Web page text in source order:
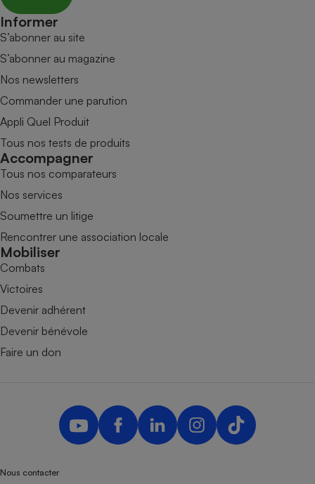
Informer
S’abonner au site
S’abonner au magazine
Nos newsletters
Commander une parution
Appli Quel Produit
Tous nos tests de produits
Accompagner
Tous nos comparateurs
Nos services
Soumettre un litige
Rencontrer une association locale
Mobiliser
Combats
Victoires
Devenir adhérent
Devenir bénévole
Faire un don
Nous contacter